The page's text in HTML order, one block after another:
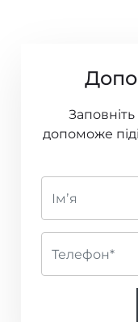
Paloma &
Salinas
Diane Hill
Sophie
допоможе